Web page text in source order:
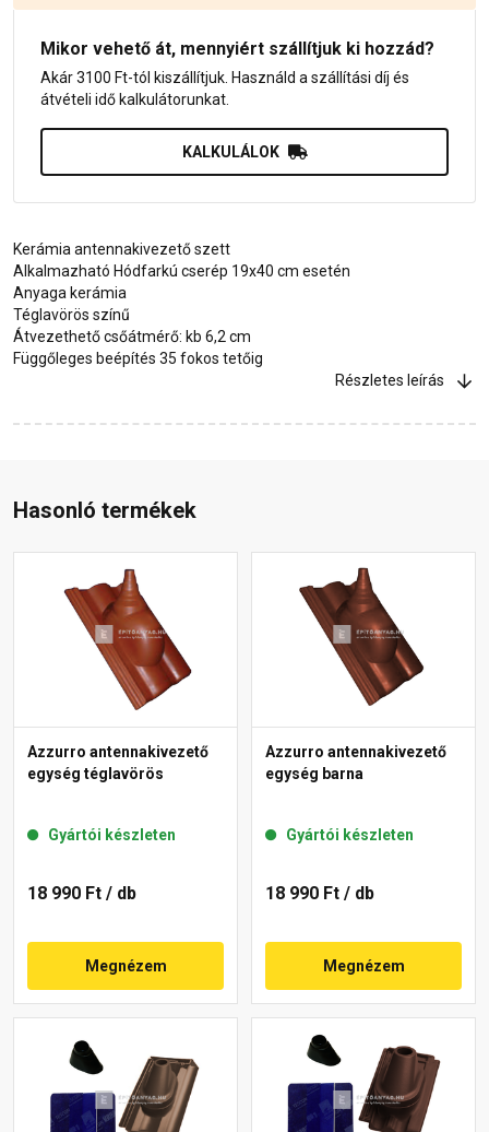
Mikor vehető át, mennyiért szállítjuk ki hozzád?
Akár 3100 Ft-tól kiszállítjuk. Használd a szállítási díj és
átvételi idő kalkulátorunkat.
KALKULÁLOK
Kerámia antennakivezető szett
Alkalmazható Hódfarkú cserép 19x40 cm esetén
Anyaga kerámia
Téglavörös színű
Átvezethető csőátmérő: kb 6,2 cm
Függőleges beépítés 35 fokos tetőig
Részletes leírás
Hasonló termékek
Azzurro antennakivezető
egység téglavörös
Gyártói készleten
18 990 Ft / db
Megnézem
Azzurro antennakivezető
egység barna
Gyártói készleten
18 990 Ft / db
Megnézem